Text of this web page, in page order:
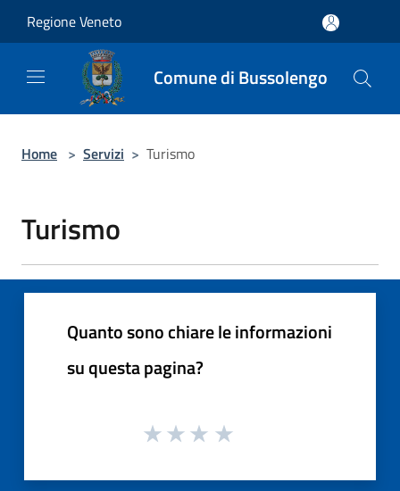
Regione Veneto
Comune di Bussolengo
Home > Servizi > Turismo
Turismo
Quanto sono chiare le informazioni
su questa pagina?